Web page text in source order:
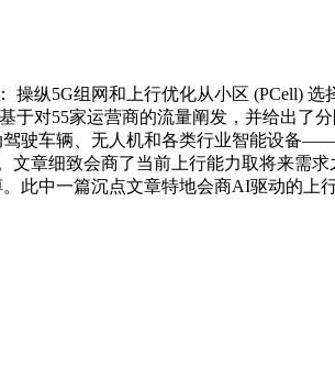
5G组网和上行优化从小区 (PCell) 选
对55家运营商的流量阐发，并给出了
驶车辆、无人机和各类行业智能设备
章细致会商了当前上行能力取将来需
此中一篇沉点文章特地会商AI驱动的